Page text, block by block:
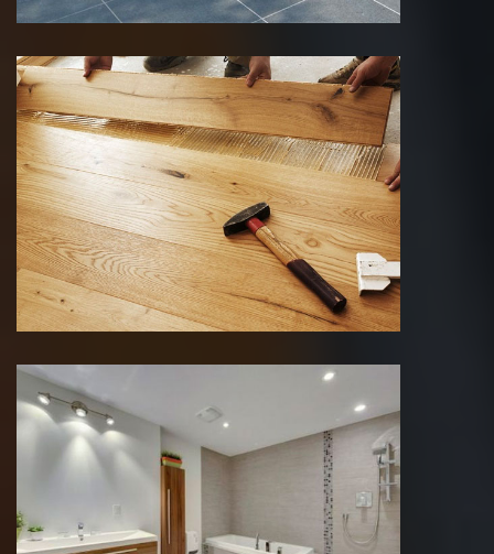
Pose de parquet 75 Paris
Rénovation salle de bain 75 Paris